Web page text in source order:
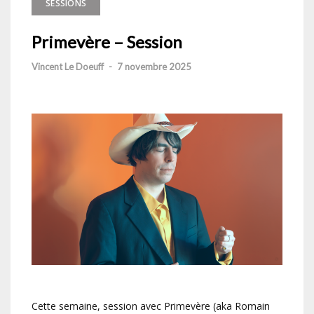
SESSIONS
Primevère – Session
Vincent Le Doeuff - 7 novembre 2025
Cette semaine, session avec Primevère (aka Romain